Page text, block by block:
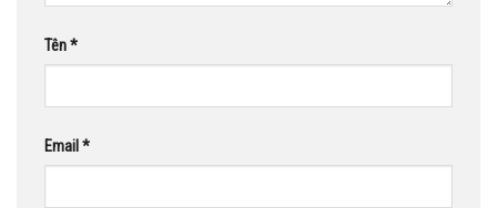
Tên*
Email *